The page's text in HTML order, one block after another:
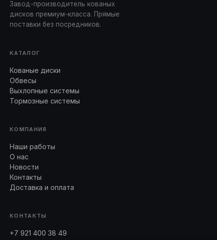
Завод-производитель кованых
дисков премиум-класса. Прямые
поставки без посредников.
КАТАЛОГ
Кованые диски
Обвесы
Выхлопные системы
Тормозные системы
КОМПАНИЯ
Наши работы
О нас
Новости
Контакты
Доставка и оплата
КОНТАКТЫ
+7 921 400 38 49